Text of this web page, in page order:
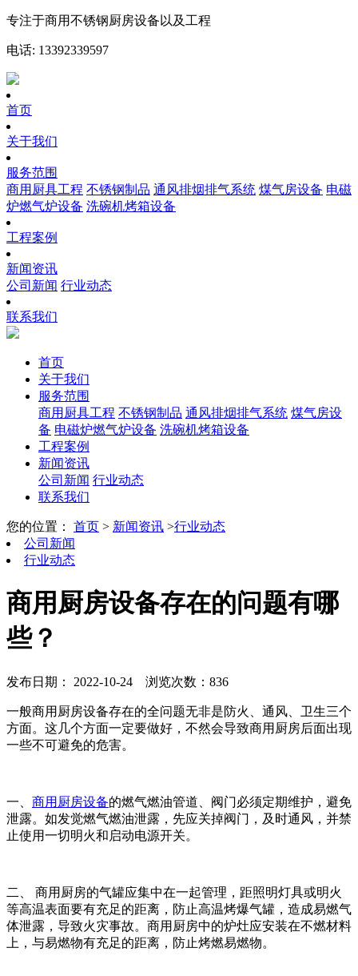
专注于商用不锈钢厨房设备以及工程
电话: 13392339597
首页
关于我们
服务范围
商用厨具工程 不锈钢制品 通风排烟排气系统 煤气房设备 电磁
炉燃气炉设备 洗碗机烤箱设备
工程案例
新闻资讯
公司新闻 行业动态
联系我们
首页
关于我们
服务范围
商用厨具工程 不锈钢制品 通风排烟排气系统 煤气房设
备 电磁炉燃气炉设备 洗碗机烤箱设备
工程案例
新闻资讯
公司新闻 行业动态
联系我们
您的位置： 首页 > 新闻资讯 >行业动态
公司新闻
行业动态
商用厨房设备存在的问题有哪
些？
发布日期： 2022-10-24 浏览次数：836
一般商用厨房设备存在的全问题无非是防火、通风、卫生三个
方面。这几个方面一定要做好，不然会导致商用厨房后面出现
一些不可避免的危害。
一、 商用厨房设备的燃气燃油管道、阀门必须定期维护，避免
泄露。如发觉燃气燃油泄露，先应关掉阀门，及时通风，并禁
止使用一切明火和启动电源开关。
二、 商用厨房的气罐应集中在一起管理，距照明灯具或明火
等高温表面要有充足的距离，防止高温烤爆气罐，造成易燃气
体泄露，导致火灾事故。商用厨房中的炉灶应安装在不燃材料
上，与易燃物有充足的距离，防止烤燃易燃物。